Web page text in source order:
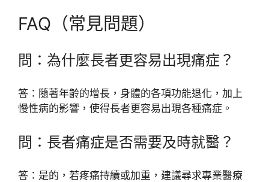
FAQ（常見問題）
問：為什麼長者更容易出現痛症？
答：隨著年齡的增長，身體的各項功能退化，加上
慢性病的影響，使得長者更容易出現各種痛症。
問：長者痛症是否需要及時就醫？
答：是的，若疼痛持續或加重，建議尋求專業醫療